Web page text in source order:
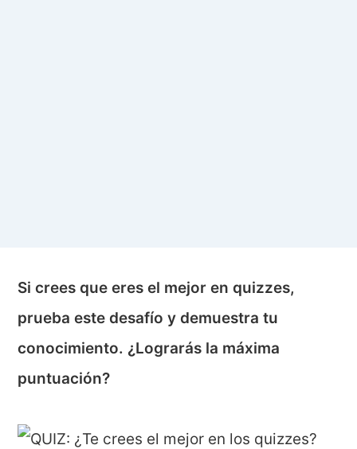
Si crees que eres el mejor en quizzes,
prueba este desafío y demuestra tu
conocimiento. ¿Lograrás la máxima
puntuación?